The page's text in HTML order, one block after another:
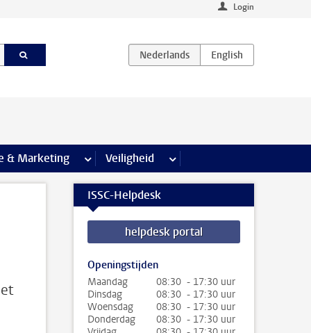
Login
& Marketing meer Communicatie & Marketing pagina’s
Veiligheid meer Veiligheid pagina’s
ISSC-Helpdesk
helpdesk portal
Openingstijden
Maandag
08:30 - 17:30 uur
Dinsdag
08:30 - 17:30 uur
Woensdag
08:30 - 17:30 uur
Donderdag
08:30 - 17:30 uur